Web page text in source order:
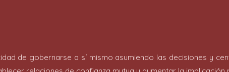
de gobernarse a sí mismo asumiendo las decisiones y